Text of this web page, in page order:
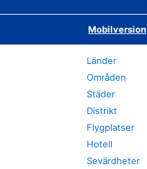
Mobilversion
Länder
Områden
Städer
Distrikt
Flygplatser
Hotell
Sevärdheter